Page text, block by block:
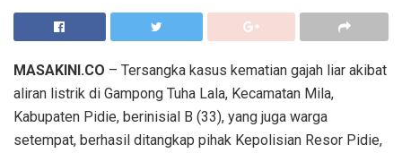
MASAKINI.CO – Tersangka kasus kematian gajah liar akibat
aliran listrik di Gampong Tuha Lala, Kecamatan Mila,
Kabupaten Pidie, berinisial B (33), yang juga warga
setempat, berhasil ditangkap pihak Kepolisian Resor Pidie,